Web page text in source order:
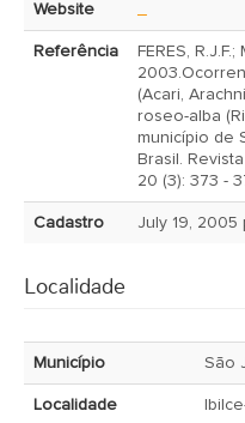
Website
Referência
FERES,
(Acari,
roseo-alba
município de
Brasil.
20 (3): 373 -
Cadastro
Localidade
Município São
Localidade